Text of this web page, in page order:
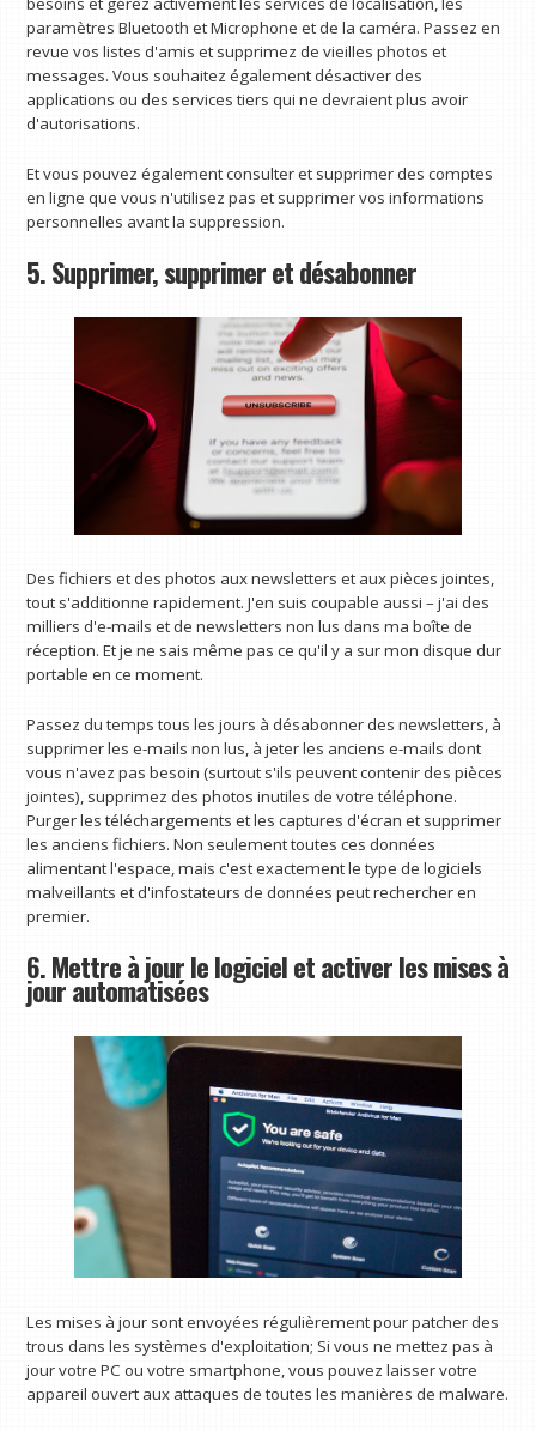
paramètres Bluetooth et Microphone et de la caméra. Passez en
revue vos listes d'amis et supprimez de vieilles photos et
messages. Vous souhaitez également désactiver des
applications ou des services tiers qui ne devraient plus avoir
d'autorisations.
Et vous pouvez également consulter et supprimer des comptes
en ligne que vous n'utilisez pas et supprimer vos informations
personnelles avant la suppression.
5. Supprimer, supprimer et désabonner
Des fichiers et des photos aux newsletters et aux pièces jointes,
tout s'additionne rapidement. J'en suis coupable aussi – j'ai des
milliers d'e-mails et de newsletters non lus dans ma boîte de
réception. Et je ne sais même pas ce qu'il y a sur mon disque dur
portable en ce moment.
Passez du temps tous les jours à désabonner des newsletters, à
supprimer les e-mails non lus, à jeter les anciens e-mails dont
vous n'avez pas besoin (surtout s'ils peuvent contenir des pièces
jointes), supprimez des photos inutiles de votre téléphone.
Purger les téléchargements et les captures d'écran et supprimer
les anciens fichiers. Non seulement toutes ces données
alimentant l'espace, mais c'est exactement le type de logiciels
malveillants et d'infostateurs de données peut rechercher en
premier.
6. Mettre à jour le logiciel et activer les mises à
jour automatisées
Les mises à jour sont envoyées régulièrement pour patcher des
trous dans les systèmes d'exploitation; Si vous ne mettez pas à
jour votre PC ou votre smartphone, vous pouvez laisser votre
appareil ouvert aux attaques de toutes les manières de malware.